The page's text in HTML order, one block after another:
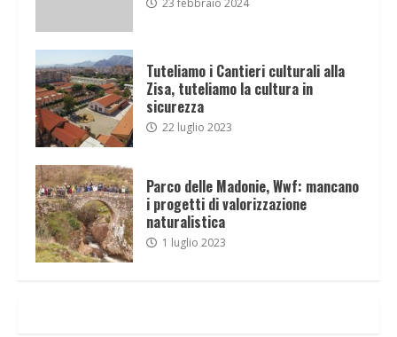
Tuteliamo i Cantieri culturali alla
Zisa, tuteliamo la cultura in
sicurezza
22 luglio 2023
Parco delle Madonie, Wwf: mancano
i progetti di valorizzazione
naturalistica
1 luglio 2023